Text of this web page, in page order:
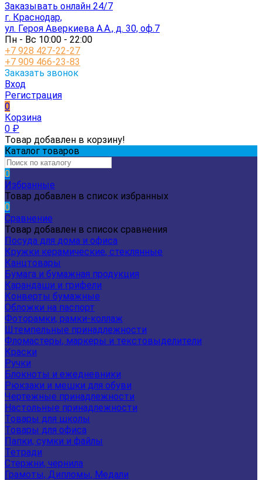
Заказывать онлайн 24/7
г. Краснодар,
ул. Героя Аверкиева А.А., д. 30, оф.7
Пн - Вс 10:00 - 22:00
+7 928 427-22-27
+7 909 466-23-83
Заказать звонок
Вход
Регистрация
0
Корзина
0 ₽
Товар добавлен в корзину!
Каталог товаров
0
Избранные
Товар добавлен в список избранных
0
Сравнение
Товар добавлен в список сравнения
Посуда для дома и офиса
Кружки керамические, стеклянные
Канцтовары
Бумага и бумажная продукция
Карандаши и грифели
Конверты бумажные
Обложки на паспорт
Фоторамки, рамки-коллаж
Штемпельные принадлежности
Фломастеры, маркеры и текстовыделители
Краски
Ручки
Блокноты и ежедневники
Рюкзаки и мешки для обуви
Чертежные принадлежности
Настольные принадлежности
Товары для школы
Товары для офиса
Папки, сумки и файлы
Тетради
Стержни, чернила
Грамоты, Дипломы, Медали